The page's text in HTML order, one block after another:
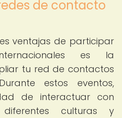
de contacto
ventajas de participar
es la
tu red de contactos
estos eventos,
de interactuar con
culturas y